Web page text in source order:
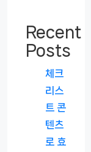
Recent
Posts
체크
리스
트 콘
텐츠
로 효